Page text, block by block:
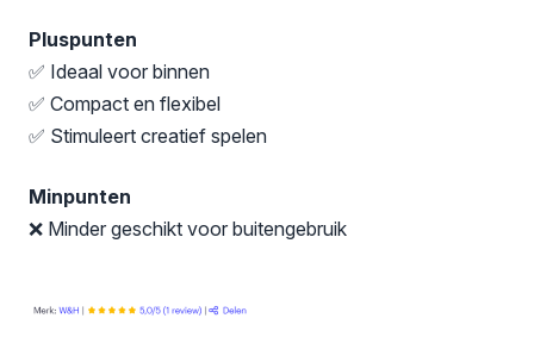
Pluspunten
✅ Ideaal voor binnen
✅ Compact en flexibel
✅ Stimuleert creatief spelen
Minpunten
❌ Minder geschikt voor buitengebruik